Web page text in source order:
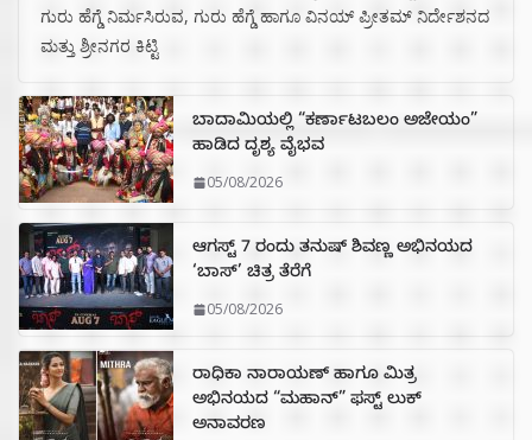
ಗುರು ಹೆಗ್ಡೆ ನಿರ್ಮಸಿರುವ, ಗುರು ಹೆಗ್ಡೆ ಹಾಗೂ ವಿನಯ್ ಪ್ರೀತಮ್ ನಿರ್ದೇಶನದ
ಮತ್ತು ಶ್ರೀನಗರ ಕಿಟ್ಟಿ
ಬಾದಾಮಿಯಲ್ಲಿ “ಕರ್ಣಾಟಬಲಂ ಅಜೇಯಂ”
ಹಾಡಿದ ದೃಶ್ಯ ವೈಭವ
05/08/2026
ಆಗಸ್ಟ್ 7 ರಂದು ತನುಷ್ ಶಿವಣ್ಣ ಅಭಿನಯದ
‘ಬಾಸ್’ ಚಿತ್ರ ತೆರೆಗೆ
05/08/2026
ರಾಧಿಕಾ ನಾರಾಯಣ್ ಹಾಗೂ ಮಿತ್ರ
ಅಭಿನಯದ “ಮಹಾನ್” ಫಸ್ಟ್ ಲುಕ್
ಅನಾವರಣ